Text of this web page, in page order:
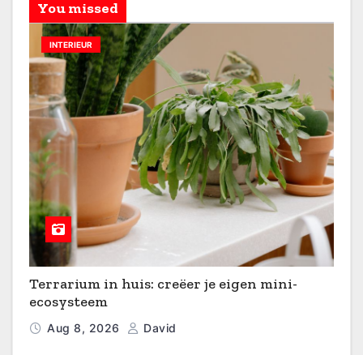
You missed
INTERIEUR
Terrarium in huis: creëer je eigen mini-
ecosysteem
Aug 8, 2026 David